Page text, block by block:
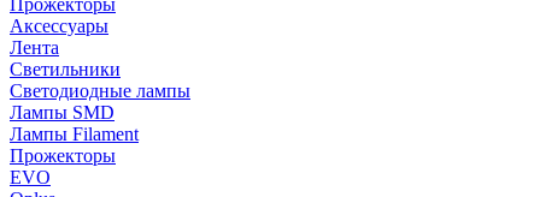
Прожекторы
Аксессуары
Лента
Светильники
Светодиодные лампы
Лампы SMD
Лампы Filament
Прожекторы
EVO